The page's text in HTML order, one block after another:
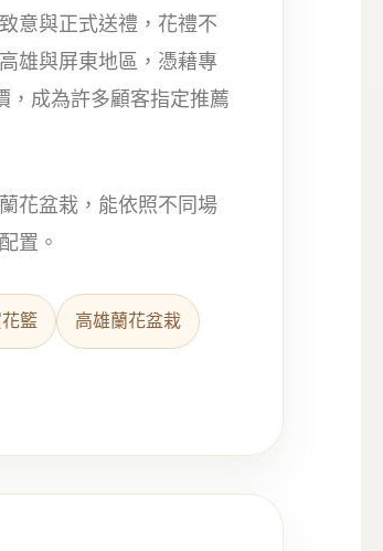
意與正式送禮，花禮不
雄與屏東地區，憑藉專
，成為許多顧客指定推薦
花盆栽，能依照不同場
置。
籃 高雄蘭花盆栽